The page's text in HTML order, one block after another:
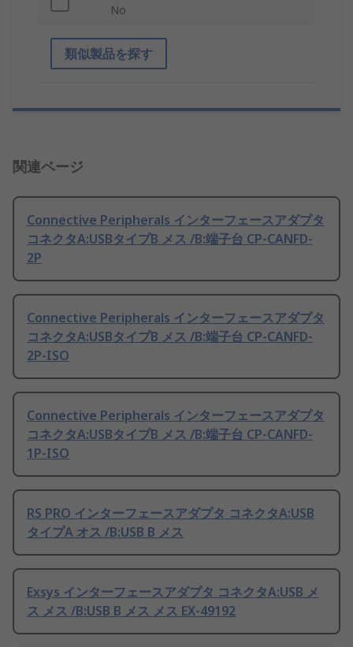
No
類似製品を探す
関連ページ
Connective Peripherals インターフェースアダプタ
コネクタA:USBタイプB メス /B:端子台 CP-CANFD-
2P
Connective Peripherals インターフェースアダプタ
コネクタA:USBタイプB メス /B:端子台 CP-CANFD-
2P-ISO
Connective Peripherals インターフェースアダプタ
コネクタA:USBタイプB メス /B:端子台 CP-CANFD-
1P-ISO
RS PRO インターフェースアダプタ コネクタA:USB
タイプA オス /B:USB B メス
Exsys インターフェースアダプタ コネクタA:USB メ
ス メス /B:USB B メス メス EX-49192